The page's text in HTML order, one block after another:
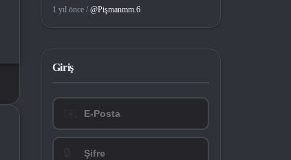
1 yıl önce / @Pişmanmm.6
Giriş